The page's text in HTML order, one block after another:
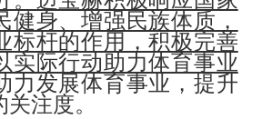
健身、增强民族体质，
标杆的作用，积极完善
实际行动助力体育事业
力发展体育事业，提升
注度。